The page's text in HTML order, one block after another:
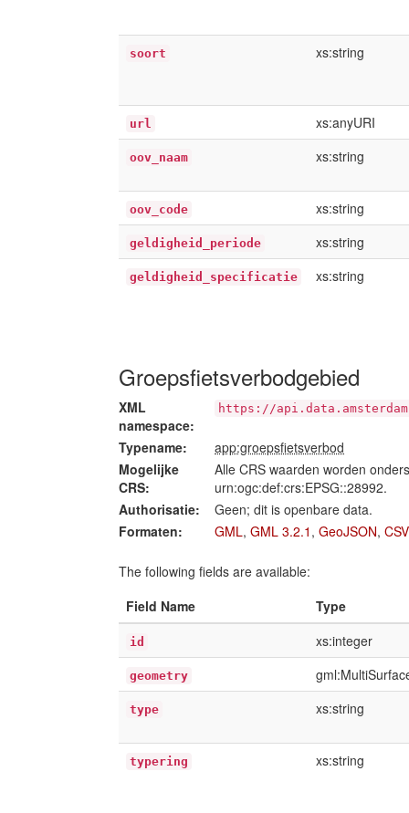
soort xs:string
url xs:anyURI
oov_naam xs:string
oov_code xs:string
geldigheid_periode xs:string
geldigheid_specificatie xs:string
Groepsfietsverbodgebied
XML
namespace:
https://
Typename:
app:groepsfietsverbod
Mogelijke
CRS:
Alle CRS waarden worden
urn:ogc:def:crs:EPSG::28992.
Authorisatie:
Geen; dit is openbare data.
Formaten:
GML, GML 3.2.1 , GeoJSON, CSV
The following fields are available:
Field Name
Type
id xs:integer
geometry
type xs:string
typering xs:string